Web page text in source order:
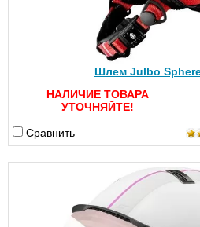
Шлем Julbo
НАЛИЧИЕ ТОВАРА
УТОЧНЯЙТЕ!
Сравнить